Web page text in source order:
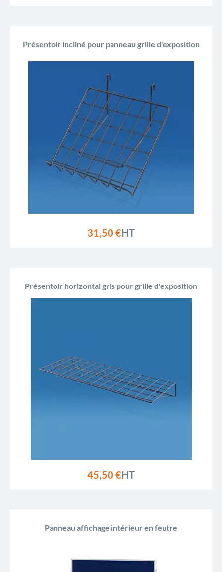
Présentoir incliné pour panneau grille d'exposition
31,50 €HT
Présentoir horizontal gris pour grille d'exposition
45,50 €HT
Panneau affichage intérieur en feutre